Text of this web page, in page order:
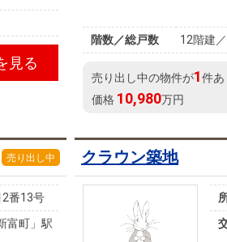
見る
階数／総戸数
12階建
売り出し中の物件が1件あ
価格 10,980万円
売り出し中
番13号
富町」駅
クラウン築地